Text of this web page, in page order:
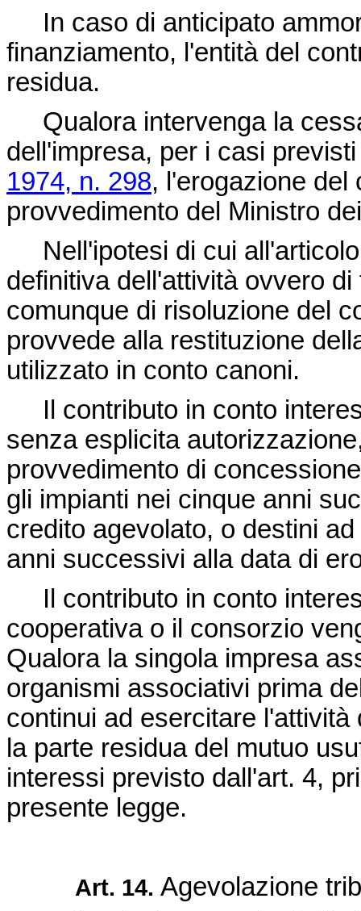
In caso di anticipato
finanziamento, l'entità del
residua.
Qualora intervenga la
dell'impresa, per i casi
1974, n. 298, l'erogazione del
provvedimento del Ministro
Nell'ipotesi di cui
definitiva dell'attività ovvero
comunque di risoluzione del
provvede alla restituzione
utilizzato in conto canoni.
Il contributo in conto
senza esplicita
provvedimento di
gli impianti nei cinque anni
credito agevolato, o destini
anni successivi alla data di
Il contributo in conto
cooperativa o il consorzio
Qualora la singola impresa
organismi associativi prima
continui ad esercitare
la parte residua del mutuo
interessi previsto dall'art. 4,
presente legge.
Art. 14. Agevolazione